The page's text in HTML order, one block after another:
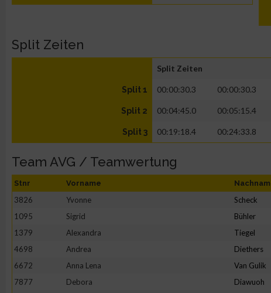
Split Zeiten
Split Zeiten
Split 1 00:00:30.3 00:00:30.3
Split 2 00:04:45.0 00:05:15.4
Split 3 00:19:18.4 00:24:33.8
Team AVG / Teamwertung
Stnr Vorname
3826 Yvonne Scheck
1095
Sigrid Bühler
1379
Alexandra Tiegel
4698
Andrea Diethers
6672
Anna Lena Van Gulik
7877
Debora Diawuoh